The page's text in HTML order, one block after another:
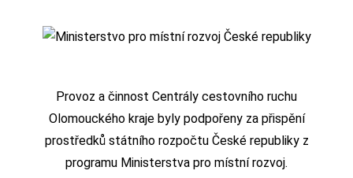
Provoz a činnost Centrály cestovního ruchu
Olomouckého kraje byly podpořeny za přispění
prostředků státního rozpočtu České republiky z
programu Ministerstva pro místní rozvoj.